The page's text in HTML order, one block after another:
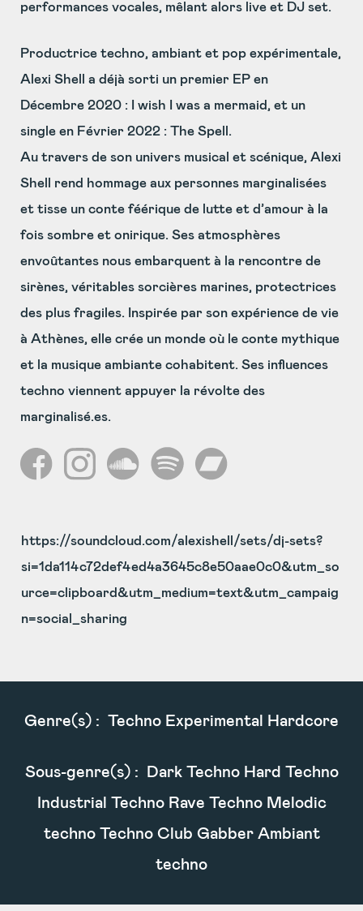
performances vocales, mêlant alors live et DJ set.
Productrice techno, ambiant et pop expérimentale,
Alexi Shell a déjà sorti un premier EP en
Décembre 2020 : I wish I was a mermaid, et un
single en Février 2022 : The Spell.
Au travers de son univers musical et scénique, Alexi
Shell rend hommage aux personnes marginalisées
et tisse un conte féérique de lutte et d’amour à la
fois sombre et onirique. Ses atmosphères
envoûtantes nous embarquent à la rencontre de
sirènes, véritables sorcières marines, protectrices
des plus fragiles. Inspirée par son expérience de vie
à Athènes, elle crée un monde où le conte mythique
et la musique ambiante cohabitent. Ses influences
techno viennent appuyer la révolte des
marginalisé.es.
https://soundcloud.com/alexishell/sets/dj-sets?
si=1da114c72def4ed4a3645c8e50aae0c0&utm_so
urce=clipboard&utm_medium=text&utm_campaig
n=social_sharing
Genre(s) : Techno Experimental Hardcore
Sous-genre(s) :
Dark Techno Hard Techno
Industrial Techno Rave Techno Melodic
techno Techno Club Gabber Ambiant
techno